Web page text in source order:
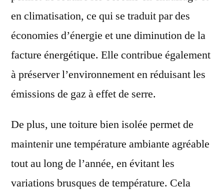
en climatisation, ce qui se traduit par des
économies d’énergie et une diminution de la
facture énergétique. Elle contribue également
à préserver l’environnement en réduisant les
émissions de gaz à effet de serre.
De plus, une toiture bien isolée permet de
maintenir une température ambiante agréable
tout au long de l’année, en évitant les
variations brusques de température. Cela